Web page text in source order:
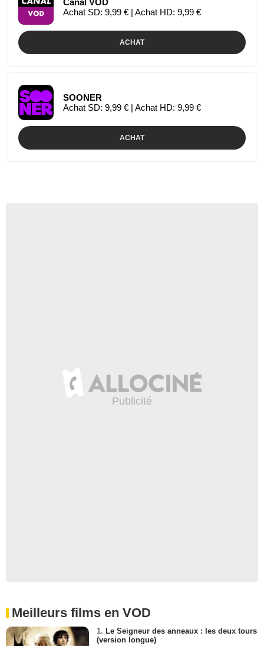
Canal VOD
Achat SD: 9,99 € | Achat HD: 9,99 €
ACHAT
SOONER
Achat SD: 9,99 € | Achat HD: 9,99 €
ACHAT
Meilleurs films en VOD
1. Le Seigneur des anneaux : les deux tours
(version longue)